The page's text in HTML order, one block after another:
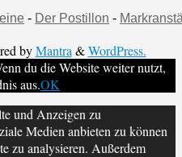
- Der Postillon -
byMantra&WordPress.
du die Website weiter nutzt,
aus.OK
und Anzeigen zu
Medien anbieten zu können
zu analysieren. Außerdem